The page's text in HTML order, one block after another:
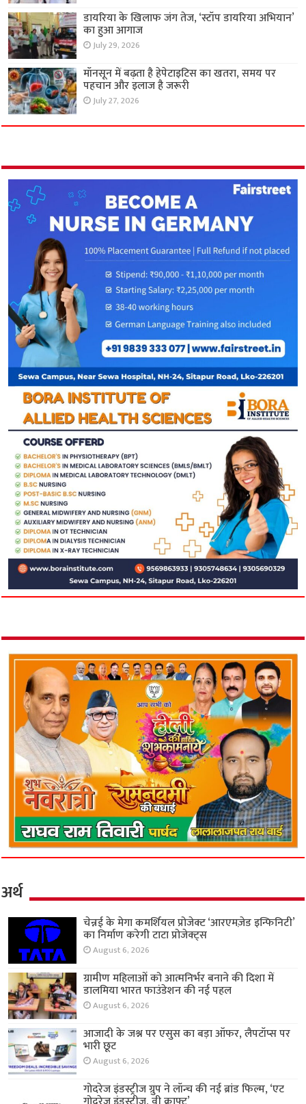
डायरिया के खिलाफ जंग तेज, ‘स्टॉप डायरिया अभियान’
का हुआ आगाज
July 29, 2026
मॉनसून में बढ़ता है हेपेटाइटिस का खतरा, समय पर
पहचान और इलाज है जरूरी
July 27, 2026
अर्थ
चेन्नई के मेगा कमर्शियल प्रोजेक्ट ‘आरएमज़ेड इन्फिनिटी’
का निर्माण करेगी टाटा प्रोजेक्ट्स
August 6, 2026
ग्रामीण महिलाओं को आत्मनिर्भर बनाने की दिशा में
डालमिया भारत फाउंडेशन की नई पहल
August 6, 2026
आजादी के जश्न पर एसुस का बड़ा ऑफर, लैपटॉप्स पर
भारी छूट
August 6, 2026
गोदरेज इंडस्ट्रीज ग्रुप ने लॉन्च की नई ब्रांड फिल्म, ‘एट